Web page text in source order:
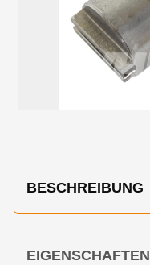
BESCHREIBUNG
EIGENSCHAFTEN